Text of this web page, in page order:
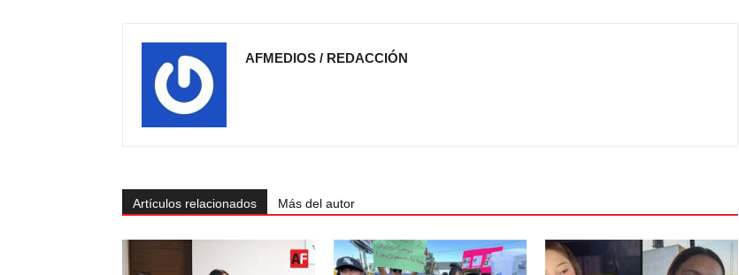
AFMEDIOS / REDACCIÓN
Artículos relacionados Más del autor